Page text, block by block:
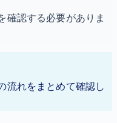
確認する必要がありま
流れをまとめて確認し